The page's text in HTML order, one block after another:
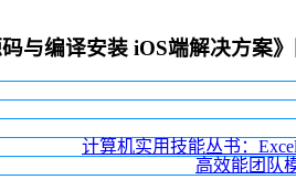
与编译安装 iOS端解决方案
计算机实用技能丛书：
高效能团队